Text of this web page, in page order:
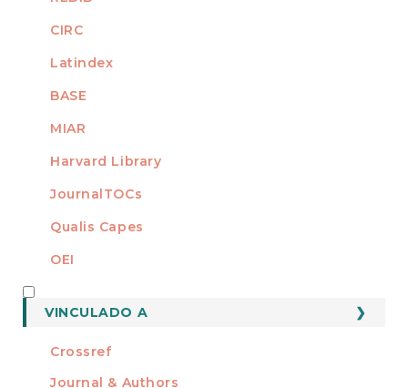
CIRC
Latindex
BASE
MIAR
Harvard Library
JournalTOCs
Qualis Capes
OEI
VINCULADO A
Crossref
Journal & Authors